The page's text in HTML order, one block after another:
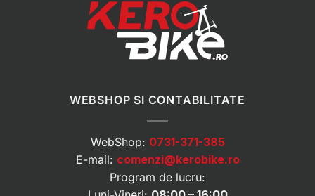
WEBSHOP SI CONTABILITATE
WebShop: 0731-371-385
E-mail: comenzi@kerobike.ro
Program de lucru: